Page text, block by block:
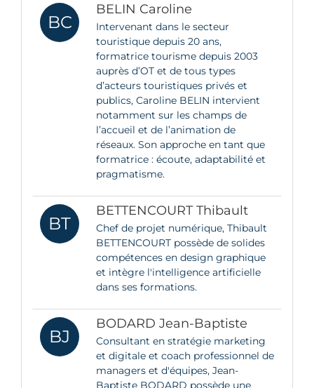
BC
BELIN Caroline
Intervenant dans le secteur
touristique depuis 20 ans,
formatrice tourisme depuis 2003
auprès d’OT et de tous types
d’acteurs touristiques privés et
publics, Caroline BELIN intervient
notamment sur les champs de
l’accueil et de l’animation de
réseaux. Son approche en tant que
formatrice : écoute, adaptabilité et
pragmatisme.
BT
BETTENCOURT Thibault
Chef de projet numérique, Thibault
BETTENCOURT possède de solides
compétences en design graphique
et intègre l'intelligence artificielle
dans ses formations.
BJ
BODARD Jean-Baptiste
Consultant en stratégie marketing
et digitale et coach professionnel de
managers et d'équipes, Jean-
Baptiste BODARD possède une